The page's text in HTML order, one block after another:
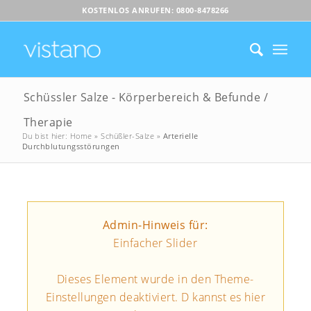
KOSTENLOS ANRUFEN: 0800-8478266
Schüssler Salze - Körperbereich & Befunde /
Therapie
Du bist hier: Home »Schüßler-Salze » Arterielle
Durchblutungsstörungen
Admin-Hinweis für:
Einfacher Slider
Dieses Element wurde in den Theme-
Einstellungen deaktiviert. D kannst es hier